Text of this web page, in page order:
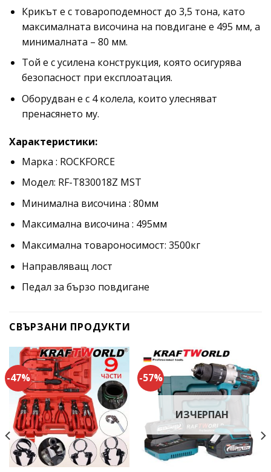
Крикът е с товароподемност до 3,5 тона, като
максималната височина на повдигане е 495 мм, а
минималната – 80 мм.
Той е с усилена конструкция, която осигурява
безопасност при експлоатация.
Оборудван е с 4 колела, които улесняват
пренасянето му.
Характеристики:
Марка : ROCKFORCE
Модел: RF-T830018Z MST
Минимална височина : 80мм
Максимална височина : 495мм
Максимална товароносимост: 3500кг
Направляващ лост
Педал за бързо повдигане
СВЪРЗАНИ ПРОДУКТИ
-47% -57%
ИЗЧЕРПАН